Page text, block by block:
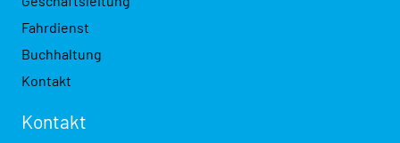
Fahrdienst
Buchhaltung
Kontakt
Kontakt